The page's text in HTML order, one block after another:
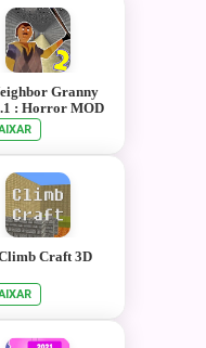
Granny
: Horror MOD
2019
Craft 3D